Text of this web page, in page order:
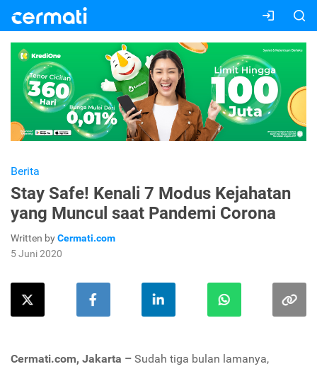
Berita
Stay Safe! Kenali 7 Modus Kejahatan
yang Muncul saat Pandemi Corona
Written byCermati.com
5 Juni 2020
Cermati.com, Jakarta – Sudah tiga bulan lamanya,